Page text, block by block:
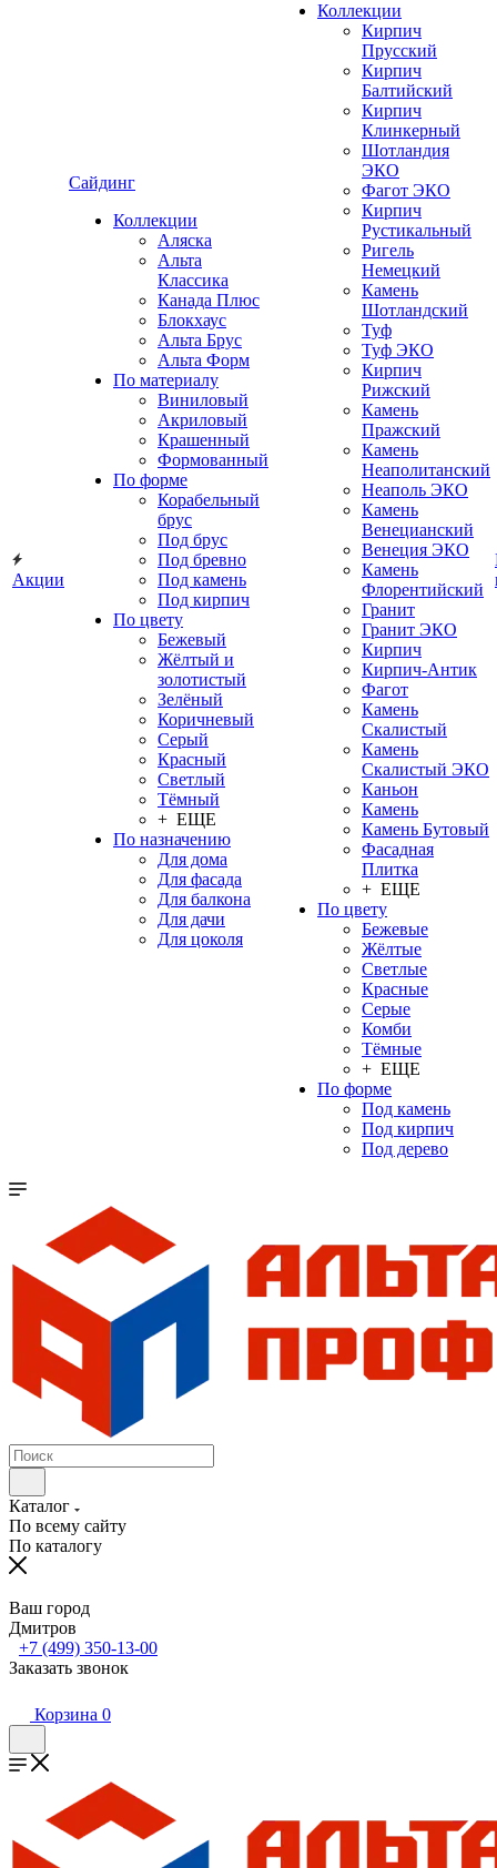
Акции
Сайдинг
Коллекции
Аляска
Альта
Классика
Канада Плюс
Блокхаус
Альта Брус
Альта Форм
По материалу
Виниловый
Акриловый
Крашенный
Формованный
По форме
Корабельный
брус
Под брус
Под бревно
Под камень
Под кирпич
По цвету
Бежевый
Жёлтый и
золотистый
Зелёный
Коричневый
Серый
Красный
Светлый
Тёмный
+ ЕЩЕ
По назначению
Для дома
Для фасада
Для балкона
Для дачи
Для цоколя
Коллекции
Кирпич
Прусский
Кирпич
Балтийский
Кирпич
Клинкерный
Шотландия
ЭКО
Фагот ЭКО
Кирпич
Рустикальный
Ригель
Немецкий
Камень
Шотландский
Туф
Туф ЭКО
Кирпич
Рижский
Камень
Пражский
Камень
Неаполитанский
Неаполь ЭКО
Камень
Венецианский
Венеция ЭКО
Камень
Флорентийский
Гранит
Гранит ЭКО
Кирпич
Кирпич-Антик
Фагот
Камень
Скалистый
Камень
Скалистый ЭКО
Каньон
Камень
Камень Бутовый
Фасадная
Плитка
+ ЕЩЕ
По цвету
Бежевые
Жёлтые
Светлые
Красные
Серые
Комби
Тёмные
+ ЕЩЕ
По форме
Под камень
Под кирпич
Под дерево
Каталог
По всему сайту
По каталогу
Ваш город
Дмитров
+7 (499) 350-13-00
Заказать звонок
Корзина 0